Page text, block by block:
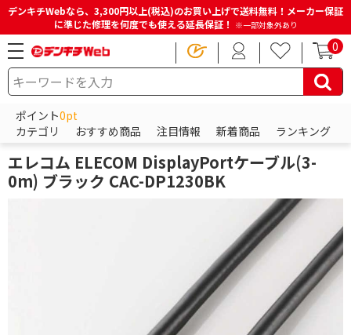
デンキチWebなら、3,300円以上(税込)のお買い上げで送料無料！メーカー保証
に準じた修理を何度でも使える延長保証！ ※一部対象外あり
0
ポイント0pt
カテゴリ
おすすめ商品 注目情報 新着商品 ランキング
HOME 商品一覧ページ パソコン・周辺機器・PCソフト
ディスプレイケーブル・アダプタ
エレコム
エレコム ELECOM DisplayPortケーブル(3-
0m) ブラック CAC-DP1230BK